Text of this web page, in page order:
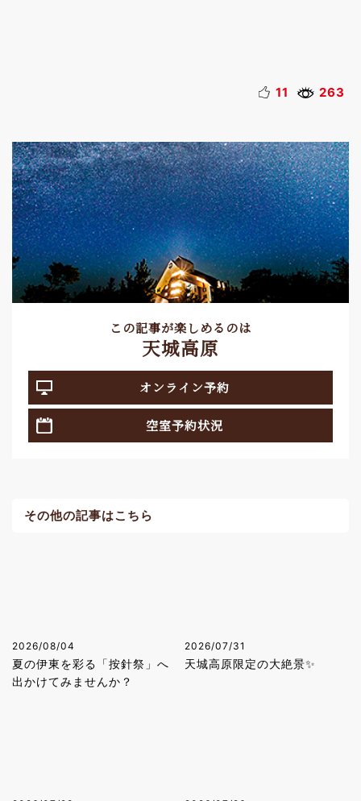
11 263
この記事が楽しめるのは
天城高原
オンライン予約
空室予約状況
その他の記事はこちら
2026/08/04
夏の伊東を彩る「按針祭」へ
出かけてみませんか？
2026/07/31
天城高原限定の大絶景✨